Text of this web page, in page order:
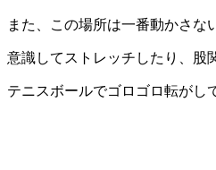
また、この場所は一番動かさな
意識してストレッチしたり、股
テニスボールでゴロゴロ転がし